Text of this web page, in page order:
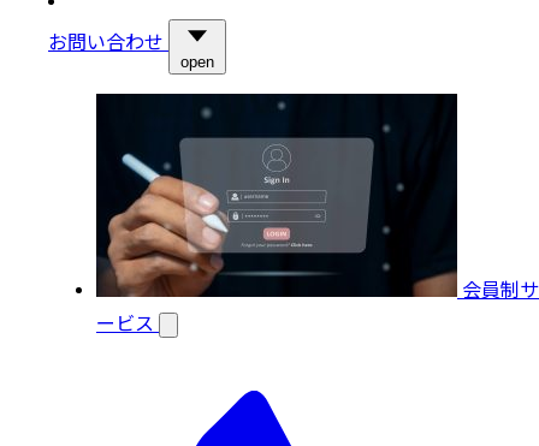
お問い合わせ
open
会員制サ
ービス